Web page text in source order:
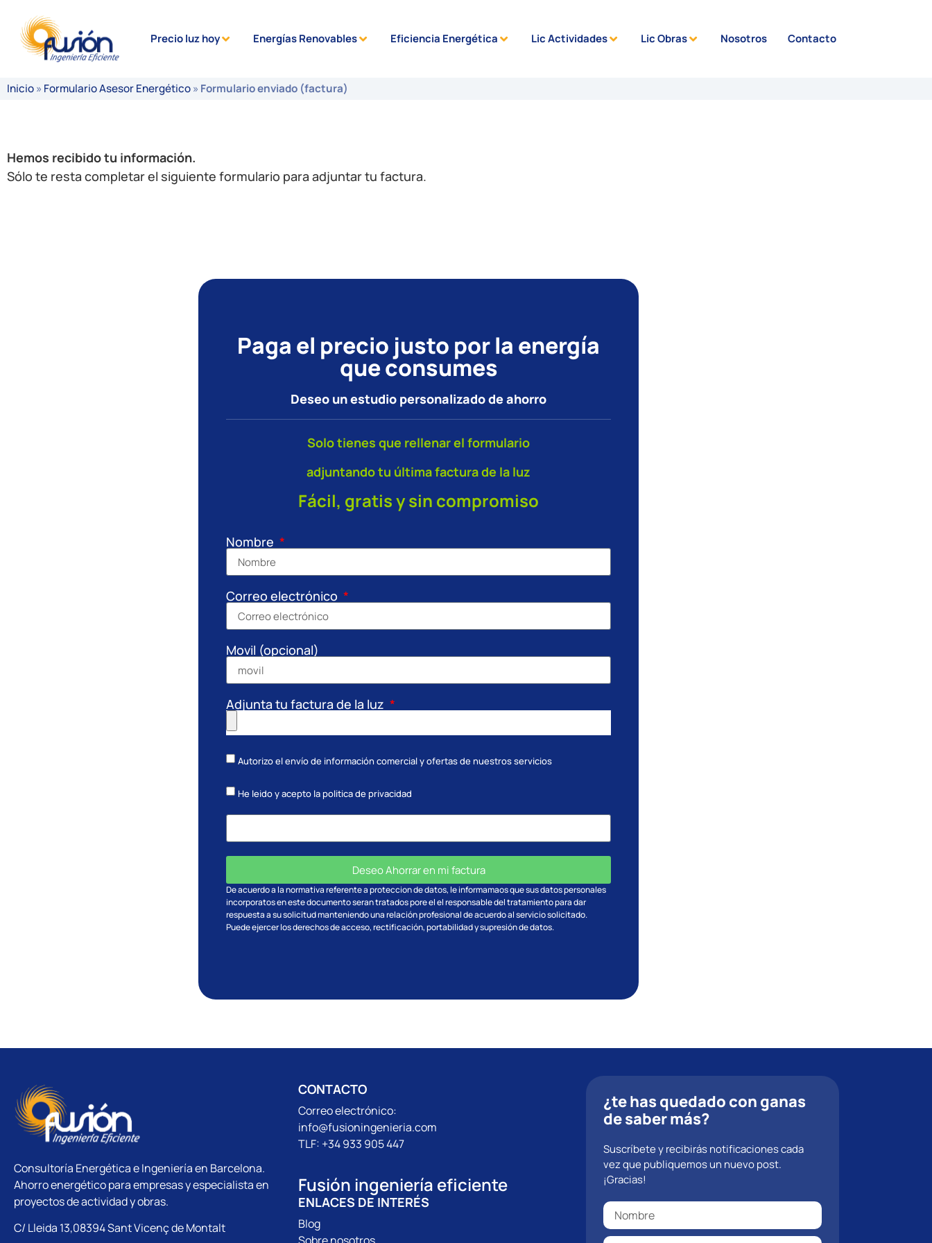
Precio luz hoy Energías Renovables Eficiencia Energética Lic Actividades Lic Obras Nosotros Contacto
Inicio» Formulario Asesor Energético» Formulario enviado (factura)
Hemos recibido tu información.
Sólo te resta completar el siguiente formulario para adjuntar tu factura.
Paga el precio justo por la energía
que consumes
Deseo un estudio personalizado de ahorro
Solo tienes que rellenar el formulario
adjuntando tu última factura de la luz
Fácil, gratis y sin compromiso
Nombre
Correo electrónico
Movil (opcional)
Adjunta tu factura de la luz
Autorizo el envío de información comercial y ofertas de nuestros servicios
He leido y acepto la politica de privacidad
Deseo Ahorrar en mi factura
De acuerdo a la normativa referente a proteccion de datos, le informamaos que sus datos personales
incorporatos en este documento seran tratados pore el el responsable del tratamiento para dar
respuesta a su solicitud manteniendo una relación profesional de acuerdo al servicio solicitado.
Puede ejercer los derechos de acceso, rectificación, portabilidad y supresión de datos.
Consultoría Energética e Ingeniería en Barcelona.
Ahorro energético para empresas y especialista en
proyectos de actividad y obras.
C/ Lleida 13,08394 Sant Vicenç de Montalt
CONTACTO
Correo electrónico:
info@fusioningenieria.com
TLF: +34 933 905 447
Fusión ingeniería eficiente
ENLACES DE INTERÉS
Blog
Sobre nosotros
¿te has quedado con ganas
de saber más?
Suscríbete y recibirás notificaciones cada
vez que publiquemos un nuevo post.
¡Gracias!